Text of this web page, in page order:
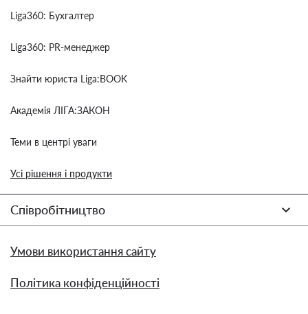
Liga360: Бухгалтер
Liga360: PR-менеджер
Знайти юриста Liga:BOOK
Академія ЛІГА:ЗАКОН
Теми в центрі уваги
Усі рішення і продукти
Співробітництво
Умови використання сайту
Політика конфіденційності